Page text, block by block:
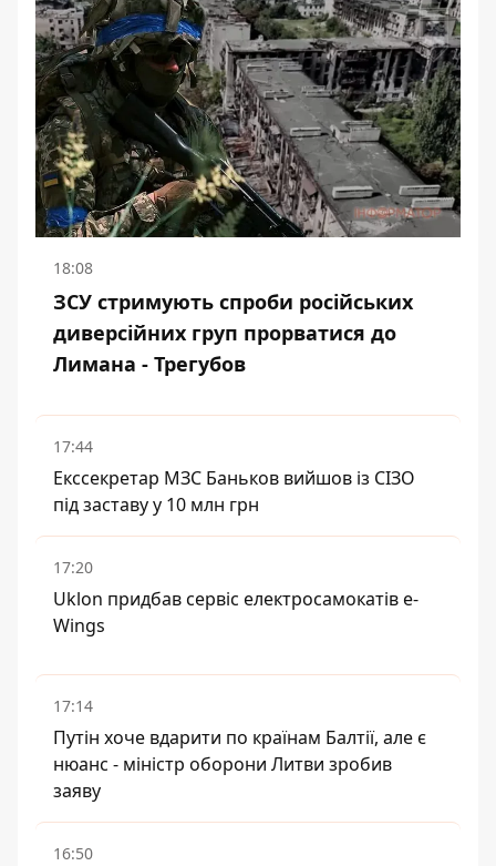
18:08
ЗСУ стримують спроби російських
диверсійних груп прорватися до
Лимана - Трегубов
17:44
Екссекретар МЗС Баньков вийшов із СІЗО
під заставу у 10 млн грн
17:20
Uklon придбав сервіс електросамокатів e-
Wings
17:14
Путін хоче вдарити по країнам Балтії, але є
нюанс - міністр оборони Литви зробив
заяву
16:50